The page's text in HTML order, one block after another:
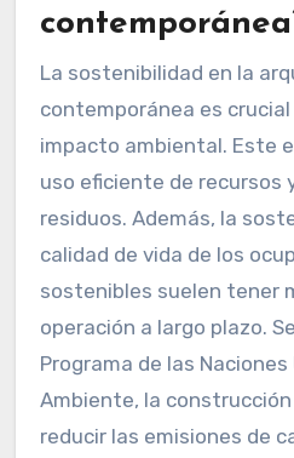
La sostenibilidad en la
contemporánea es
impacto ambiental. Este
uso eficiente de recursos
residuos. Además, la
calidad de vida de los
sostenibles suelen tener
operación a largo plazo.
Programa de las
Ambiente, la
reducir las emisiones de